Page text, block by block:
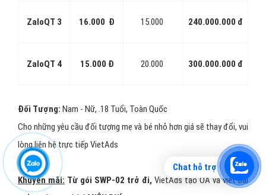
ZaloQT 3 16.000 Đ 15.000 240.000.000 đ
ZaloQT 4 15.000 Đ 20.000 300.000.000 đ
Đối Tượng: Nam - Nữ, .18 Tuổi, Toàn Quốc
Cho những yêu cầu đối tượng mẹ và bé nhỏ hơn giá sẽ thay đổi, vui
lòng liên hệ trực tiếp VietAds
Khuyến mãi: Từ gói SWP-02 trở đi, VietAds tạo OA và viết bài
Chat hỗ trợ